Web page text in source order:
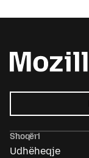
Shoqëri
Udhëheqje